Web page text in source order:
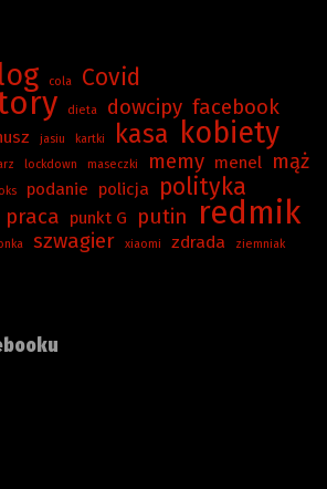
cola Covid
dieta dowcipy facebook
jasiu kartki kasa kobiety
lockdown maseczki memy menel mąż
podanie policja polityka
praca punkt G putin redmik
szwagier xiaomi zdrada
ziemniak